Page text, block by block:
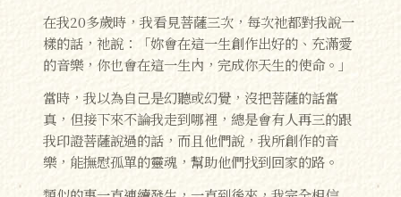
在我20多歲時，我看見菩薩三次，每次祂都對我說一
樣的話，祂說：「妳會在這一生創作出好的、充滿愛
的音樂，你也會在這一生內，完成你天生的使命。」
當時，我以為自己是幻聽或幻覺，沒把菩薩的話當
真，但接下來不論我走到哪裡，總是會有人再三的跟
我印證菩薩說過的話，而且他們說，我所創作的音
樂，能撫慰孤單的靈魂，幫助他們找到回家的路。